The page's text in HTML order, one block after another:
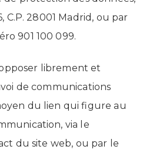
C.P. 28001 Madrid, ou par
901 100 099.
librement et
de communications
du lien qui figure au
via le
dusite web, ou par le